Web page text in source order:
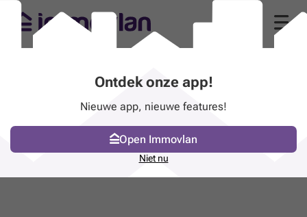
Ontdek onze app!
Nieuwe app, nieuwe features!
Open Immovlan
Niet nu